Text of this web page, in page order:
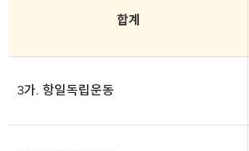
입
다.
항
합계
3가. 항일독립운동